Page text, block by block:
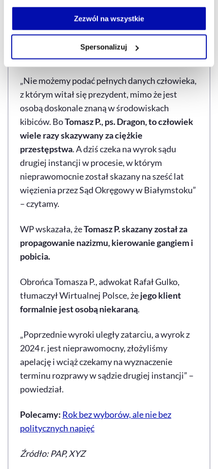
Jeżeli nie wyrażasz zgody na zapisywanie plików cookie,
możesz łatwo zarządzać swoimi uprawnieniami, np. we
własnej przeglądarce internetowej lub po wybraniu opcji
Zezwól na wszystkie
Spersonalizuj
W trakcie zdarzenia z ławek zajmowanych
przez kibiców krzyknięto "czołem, panie
prezydencie", na co prezydent odkrzyknął
„Nie możemy podać pełnych danych człowieka,
z którym witał się prezydent, mimo że jest
osobą doskonale znaną w środowiskach
kibiców. BoTomasz P., ps. Dragon, to człowiek
wiele razy skazywany za ciężkie
przestępstwa. A dziś czeka na wyrok sądu
drugiej instancji w procesie, w którym
nieprawomocnie został skazany na sześć lat
więzienia przez Sąd Okręgowy w Białymstoku”
– czytamy.
WP wskazała, żeTomasz P. skazany został za
propagowanie nazizmu, kierowanie gangiem i
pobicia.
Obrońca Tomasza P., adwokat Rafał Gulko,
tłumaczył Wirtualnej Polsce, żejego klient
formalnie jest osobą niekaraną.
„Poprzednie wyroki uległy zatarciu, a wyrok z
2024 r. jest nieprawomocny, złożyliśmy
apelację i wciąż czekamy na wyznaczenie
terminu rozprawy w sądzie drugiej instancji” –
powiedział.
Polecamy: Rok bez wyborów, ale nie bez
politycznych napięć
Źródło: PAP, XYZ